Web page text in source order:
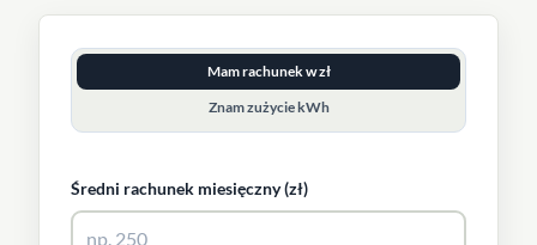
Mam rachunek w zł
Znam zużycie kWh
Średni rachunek miesięczny (zł)